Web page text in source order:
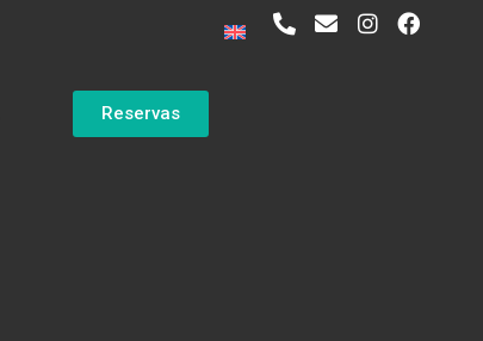
Reservas